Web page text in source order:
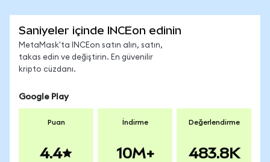
Saniyeler içinde INCEon edinin
MetaMask'ta INCEon satın alın, satın,
takas edin ve değiştirin. En güvenilir
kripto cüzdanı.
Google Play
Puan
4.4
İndirme
10M+
Değerlendirme
483.8K